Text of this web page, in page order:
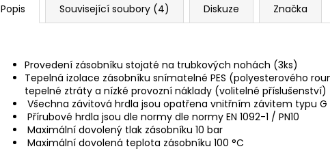
Popis Související soubory (4) Diskuze Značka
Provedení zásobníku stojaté na trubkových nohách (3ks)
Tepelná izolace zásobníku snímatelné PES (polyesterového
tepelné ztráty a nízké provozní náklady (volitelné příslušenství)
Všechna závitová hrdla jsou opatřena vnitřním závitem typu G
Přírubové hrdla jsou dle normy dle normy EN 1092-1 / PN10
Maximální dovolený tlak zásobníku 10 bar
Maximální dovolená teplota zásobníku 100 °C